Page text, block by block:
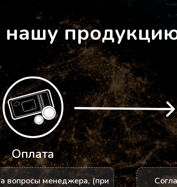
нашу
Оплата
вопросы менеджера, (при